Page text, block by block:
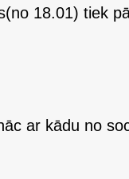
18.01) tiek
ar kādu no